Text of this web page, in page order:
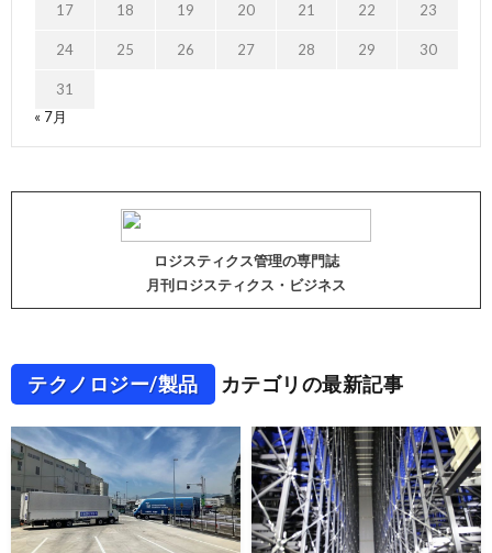
17 18 19 20 21 22 23
24 25 26 27 28 29 30
31
« 7月
ロジスティクス管理の専門誌
月刊ロジスティクス・ビジネス
テクノロジー/製品 カテゴリの最新記事